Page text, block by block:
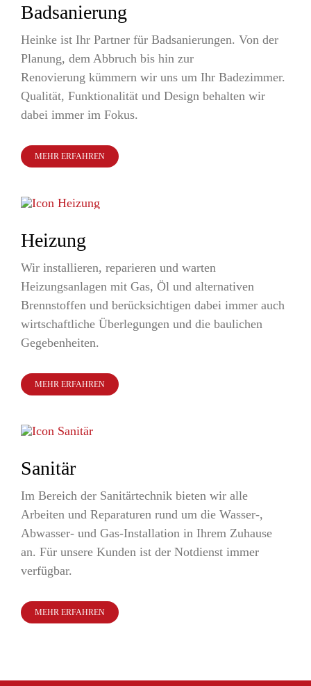
Badsanierung
Heinke ist Ihr Partner für Badsanierungen. Von der
Planung, dem Abbruch bis hin zur
Renovierung kümmern wir uns um Ihr Badezimmer.
Qualität, Funktionalität und Design behalten wir
dabei immer im Fokus.
MEHR ERFAHREN
Heizung
Wir installieren, reparieren und warten
Heizungsanlagen mit Gas, Öl und alternativen
Brennstoffen und berücksichtigen dabei immer auch
wirtschaftliche Überlegungen und die baulichen
Gegebenheiten.
MEHR ERFAHREN
Sanitär
Im Bereich der Sanitärtechnik bieten wir alle
Arbeiten und Reparaturen rund um die Wasser-,
Abwasser- und Gas-Installation in Ihrem Zuhause
an. Für unsere Kunden ist der Notdienst immer
verfügbar.
MEHR ERFAHREN